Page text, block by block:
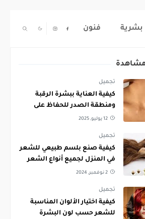
بشرية فنون
مشاهدة
تجميل
كيفية العناية ببشرة الرقبة
ومنطقة الصدر للحفاظ على
نعومتها
12 يوليو, 2025
تجميل
كيفية صنع بلسم طبيعي للشعر
في المنزل لجميع أنواع الشعر
2 نوفمبر, 2024
تجميل
كيفية اختيار الألوان المناسبة
للشعر حسب لون البشرة